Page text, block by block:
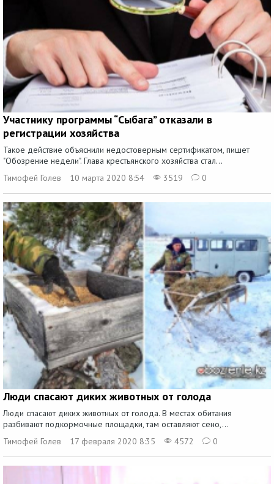
Участнику программы “Сыбага” отказали в
регистрации хозяйства
Такое действие объяснили недостоверным сертификатом, пишет
"Обозрение недели". Глава крестьянского хозяйства стал...
Тимофей Голев
10 марта 2020 8:54 3519 0
Люди спасают диких животных от голода
Люди спасают диких животных от голода. В местах обитания
разбивают подкормочные площадки, там оставляют сено,...
Тимофей Голев
17 февраля 2020 8:35 4572 0